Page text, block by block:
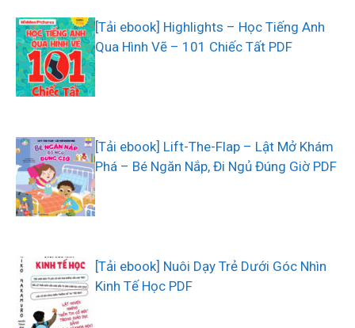
[Tải ebook] Highlights – Học Tiếng Anh
Qua Hình Vẽ – 101 Chiếc Tất PDF
[Tải ebook] Lift-The-Flap – Lật Mở Khám
Phá – Bé Ngăn Nắp, Đi Ngủ Đúng Giờ PDF
[Tải ebook] Nuôi Dạy Trẻ Dưới Góc Nhìn
Kinh Tế Học PDF